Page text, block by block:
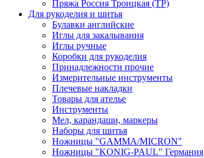
Пряжа Россия Троицкая (ТР)
Для рукоделия и шитья
Булавки английские
Иглы для закалывания
Иглы ручные
Коробки для рукоделия
Принадлежности прочие
Измерительные инструменты
Плечевые накладки
Товары для ателье
Инструменты
Мел, карандаши, маркеры
Наборы для шитья
Ножницы "GAMMA/MICRON"
Ножницы "KONIG-PAUL" Германия